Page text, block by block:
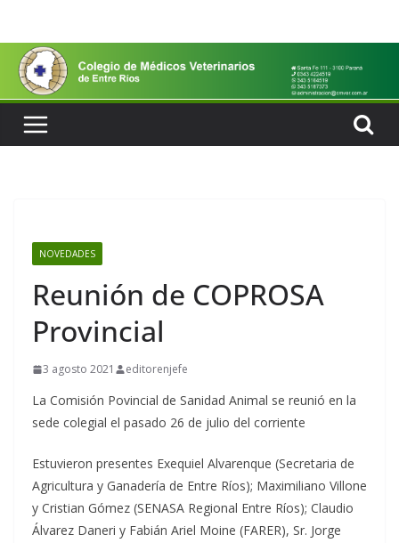
contenido
NOVEDADES
Reunión de COPROSA
Provincial
3 agosto 2021 editorenjefe
La Comisión Povincial de Sanidad Animal se reunió en la
sede colegial el pasado 26 de julio del corriente
Estuvieron presentes Exequiel Alvarenque (Secretaria de
Agricultura y Ganadería de Entre Ríos); Maximiliano Villone
y Cristian Gómez (SENASA Regional Entre Ríos); Claudio
Álvarez Daneri y Fabián Ariel Moine (FARER), Sr. Jorge